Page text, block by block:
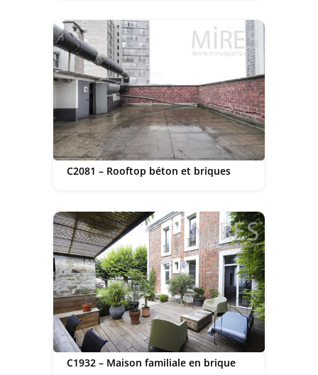
C2081 – Rooftop béton et briques
C1932 – Maison familiale en brique